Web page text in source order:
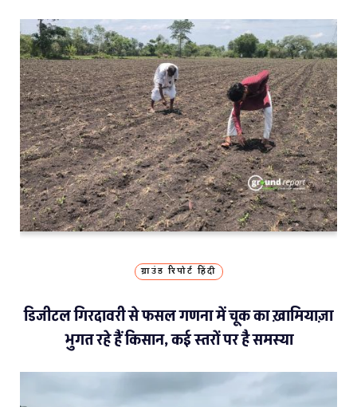
ग्राउंड रिपोर्ट हिंदी
डिजीटल गिरदावरी से फसल गणना में चूक का ख़ामियाज़ा
भुगत रहे हैं किसान, कई स्तरों पर है समस्या